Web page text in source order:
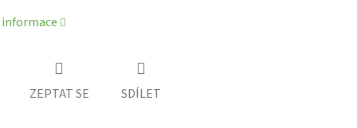
ZEPTAT SE SDÍLET